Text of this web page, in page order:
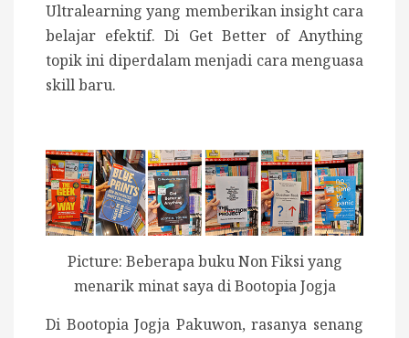
Ultralearning yang memberikan insight cara
belajar efektif. Di Get Better of Anything
topik ini diperdalam menjadi cara menguasa
skill baru.
Picture: Beberapa buku Non Fiksi yang
menarik minat saya di Bootopia Jogja
Di Bootopia Jogja Pakuwon, rasanya senang